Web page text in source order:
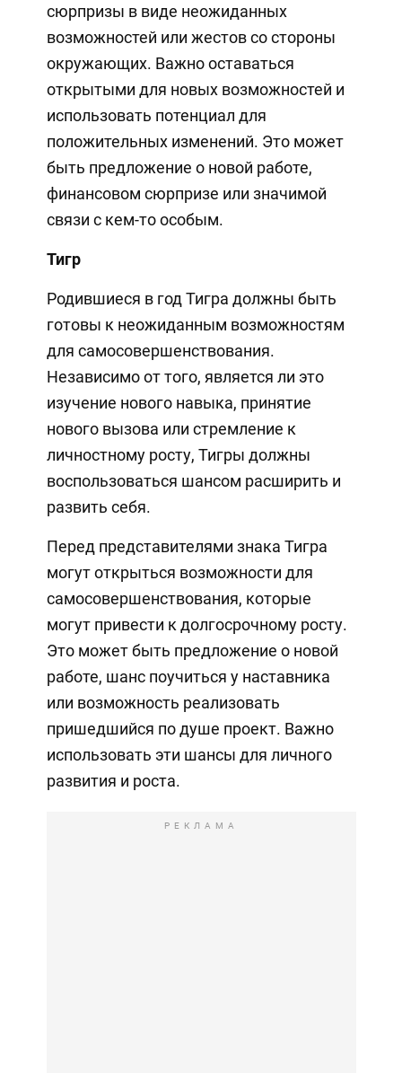
сюрпризы в виде неожиданных
возможностей или жестов со стороны
окружающих. Важно оставаться
открытыми для новых возможностей и
использовать потенциал для
положительных изменений. Это может
быть предложение о новой работе,
финансовом сюрпризе или значимой
связи с кем-то особым.
Тигр
Родившиеся в год Тигра должны быть
готовы к неожиданным возможностям
для самосовершенствования.
Независимо от того, является ли это
изучение нового навыка, принятие
нового вызова или стремление к
личностному росту, Тигры должны
воспользоваться шансом расширить и
развить себя.
Перед представителями знака Тигра
могут открыться возможности для
самосовершенствования, которые
могут привести к долгосрочному росту.
Это может быть предложение о новой
работе, шанс поучиться у наставника
или возможность реализовать
пришедшийся по душе проект. Важно
использовать эти шансы для личного
развития и роста.
РЕКЛАМА